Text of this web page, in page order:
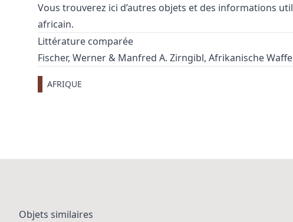
Vous trouverez ici d’autres objets et des informations
africain.
Littérature comparée
Fischer, Werner & Manfred A. Zirngibl, Afrikanische
AFRIQUE
Objets similaires